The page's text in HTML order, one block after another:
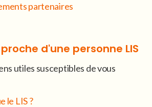
partenaires
d'une personne LIS
utiles susceptibles de vous
le LIS ?